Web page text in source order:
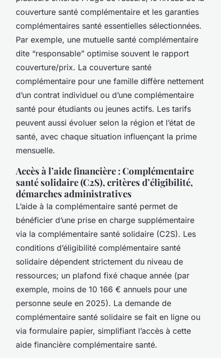
couverture santé complémentaire et les garanties
complémentaires santé essentielles sélectionnées.
Par exemple, une mutuelle santé complémentaire
dite “responsable” optimise souvent le rapport
couverture/prix. La couverture santé
complémentaire pour une famille diffère nettement
d’un contrat individuel ou d’une complémentaire
santé pour étudiants ou jeunes actifs. Les tarifs
peuvent aussi évoluer selon la région et l’état de
santé, avec chaque situation influençant la prime
mensuelle.
Accès à l’aide financière : Complémentaire
santé solidaire (C2S), critères d’éligibilité,
démarches administratives
L’aide à la complémentaire santé permet de
bénéficier d’une prise en charge supplémentaire
via la complémentaire santé solidaire (C2S). Les
conditions d’éligibilité complémentaire santé
solidaire dépendent strictement du niveau de
ressources; un plafond fixé chaque année (par
exemple, moins de 10 166 € annuels pour une
personne seule en 2025). La demande de
complémentaire santé solidaire se fait en ligne ou
via formulaire papier, simplifiant l’accès à cette
aide financière complémentaire santé.